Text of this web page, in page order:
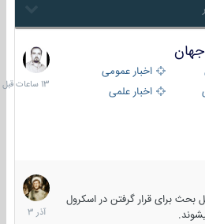
اخبار عمومی
اخبار علمی
13
ساعات
قبل
برای قرار گرفتن در اسکرول
7
آذر
1403